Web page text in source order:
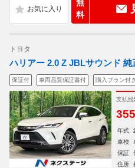
無
料
トヨタ
ハリアー 2.0 Z JBLサウンド
保証付 車両品質保証書付 購入プラン付き
支払総
355
年式
車検
保証
住所